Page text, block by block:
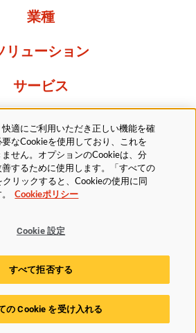
業種
リューション
サービス
Resources
当社について
ポリシー
アクセシビリティ方針
ポリシー
Cookie 設定
Technologies. All rights reserved.
適にご利用いただき正しい機能を確
なCookieを使用しており、これを
せん。オプションのCookieは、分
するために使用します。「すべての
リックすると、Cookieの使用に同
Cookieポリシー
Cookie 設定
すべて拒否する
の Cookie を受け入れる